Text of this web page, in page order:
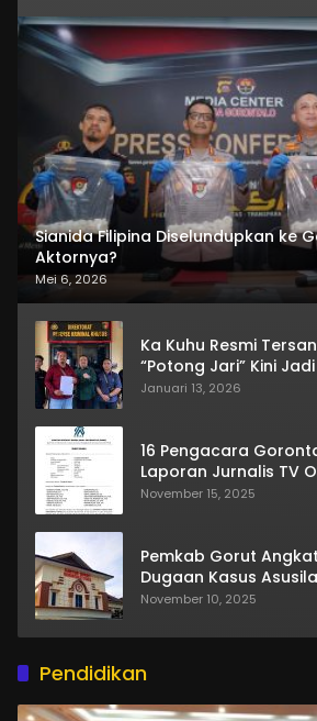
Sianida Filipina Diselundupkan ke
Aktornya?
Mei 6, 2026
Ka Kuhu Resmi
“Potong Jari” Kini
Januari 13, 2026
16 Pengacara
Laporan Jurnalis TV
November 15, 2025
Pemkab Gorut
Dugaan Kasus
November 10, 2025
Pendidikan